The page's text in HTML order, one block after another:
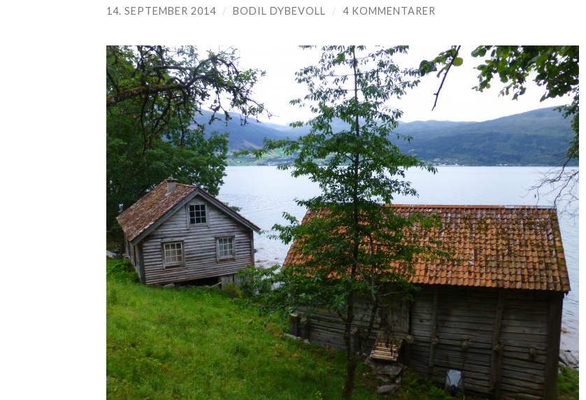
14. SEPTEMBER 2014 / BODIL DYBEVOLL / 4 KOMMENTARER